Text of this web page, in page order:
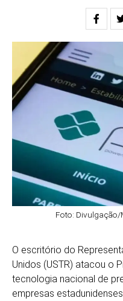
Foto:
O escritório do
Unidos (USTR) atacou o
tecnologia nacional de
empresas